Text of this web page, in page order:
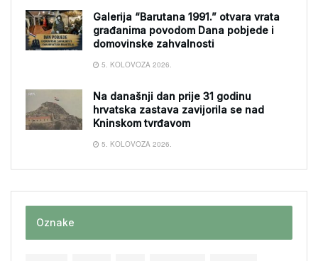
Galerija “Barutana 1991.” otvara vrata
građanima povodom Dana pobjede i
domovinske zahvalnosti
5. KOLOVOZA 2026.
Na današnji dan prije 31 godinu
hrvatska zastava zavijorila se nad
Kninskom tvrđavom
5. KOLOVOZA 2026.
Oznake